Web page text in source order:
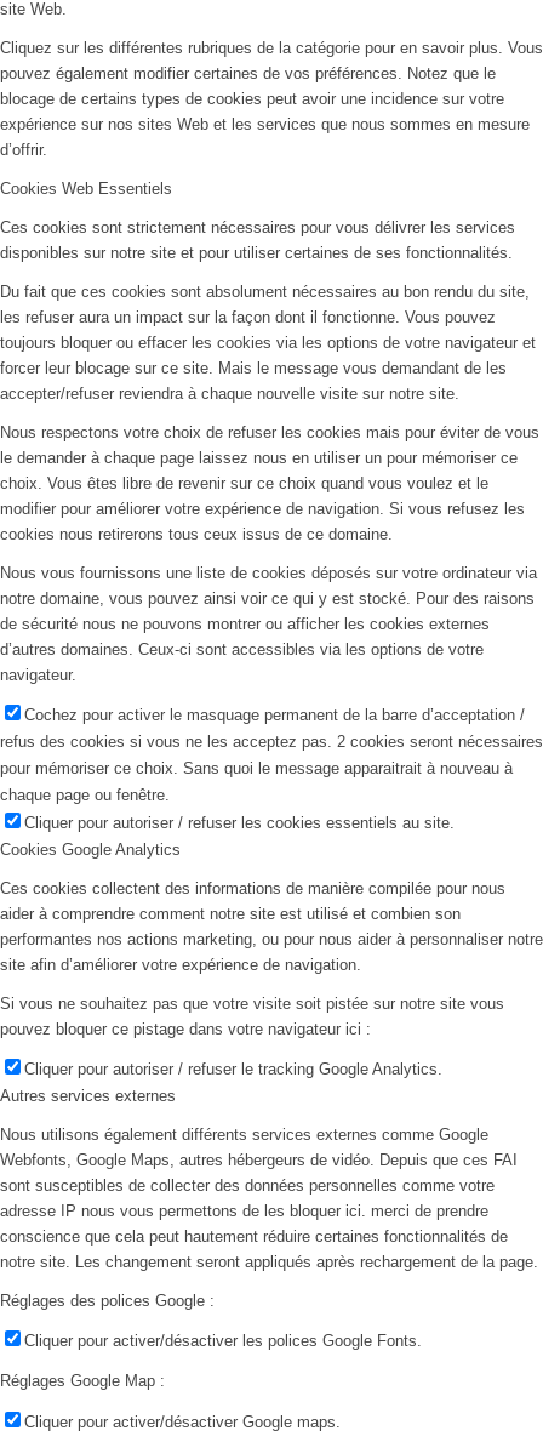
site Web.
Cliquez sur les différentes rubriques de la catégorie pour en savoir plus. Vous
pouvez également modifier certaines de vos préférences. Notez que le
blocage de certains types de cookies peut avoir une incidence sur votre
expérience sur nos sites Web et les services que nous sommes en mesure
d’offrir.
Cookies Web Essentiels
Ces cookies sont strictement nécessaires pour vous délivrer les services
disponibles sur notre site et pour utiliser certaines de ses fonctionnalités.
Du fait que ces cookies sont absolument nécessaires au bon rendu du site,
les refuser aura un impact sur la façon dont il fonctionne. Vous pouvez
toujours bloquer ou effacer les cookies via les options de votre navigateur et
forcer leur blocage sur ce site. Mais le message vous demandant de les
accepter/refuser reviendra à chaque nouvelle visite sur notre site.
Nous respectons votre choix de refuser les cookies mais pour éviter de vous
le demander à chaque page laissez nous en utiliser un pour mémoriser ce
choix. Vous êtes libre de revenir sur ce choix quand vous voulez et le
modifier pour améliorer votre expérience de navigation. Si vous refusez les
cookies nous retirerons tous ceux issus de ce domaine.
Nous vous fournissons une liste de cookies déposés sur votre ordinateur via
notre domaine, vous pouvez ainsi voir ce qui y est stocké. Pour des raisons
de sécurité nous ne pouvons montrer ou afficher les cookies externes
d’autres domaines. Ceux-ci sont accessibles via les options de votre
navigateur.
Cochez pour activer le masquage permanent de la barre d’acceptation /
refus des cookies si vous ne les acceptez pas. 2 cookies seront nécessaires
pour mémoriser ce choix. Sans quoi le message apparaitrait à nouveau à
chaque page ou fenêtre.
Cliquer pour autoriser / refuser les cookies essentiels au site.
Cookies Google Analytics
Ces cookies collectent des informations de manière compilée pour nous
aider à comprendre comment notre site est utilisé et combien son
performantes nos actions marketing, ou pour nous aider à personnaliser notre
site afin d’améliorer votre expérience de navigation.
Si vous ne souhaitez pas que votre visite soit pistée sur notre site vous
pouvez bloquer ce pistage dans votre navigateur ici :
Cliquer pour autoriser / refuser le tracking Google Analytics.
Autres services externes
Nous utilisons également différents services externes comme Google
Webfonts, Google Maps, autres hébergeurs de vidéo. Depuis que ces FAI
sont susceptibles de collecter des données personnelles comme votre
adresse IP nous vous permettons de les bloquer ici. merci de prendre
conscience que cela peut hautement réduire certaines fonctionnalités de
notre site. Les changement seront appliqués après rechargement de la page.
Réglages des polices Google :
Cliquer pour activer/désactiver les polices Google Fonts.
Réglages Google Map :
Cliquer pour activer/désactiver Google maps.